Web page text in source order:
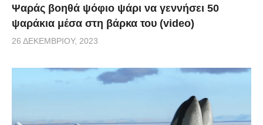
Ψαράς βοηθά ψόφιο ψάρι να γεννήσει 50
ψαράκια μέσα στη βάρκα του (video)
26 ΔΕΚΕΜΒΡΊΟΥ, 2023